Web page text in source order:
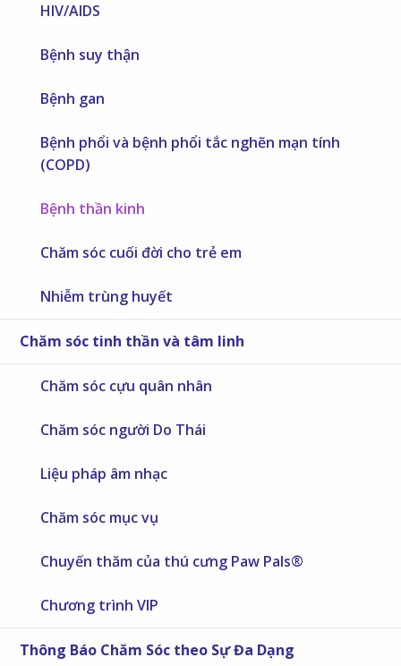
HIV/AIDS
Bệnh suy thận
Bệnh gan
Bệnh phổi và bệnh phổi tắc nghẽn mạn tính
(COPD)
Bệnh thần kinh
Chăm sóc cuối đời cho trẻ em
Nhiễm trùng huyết
Chăm sóc tinh thần và tâm linh
Chăm sóc cựu quân nhân
Chăm sóc người Do Thái
Liệu pháp âm nhạc
Chăm sóc mục vụ
Chuyến thăm của thú cưng Paw Pals®
Chương trình VIP
Thông Báo Chăm Sóc theo Sự Đa Dạng